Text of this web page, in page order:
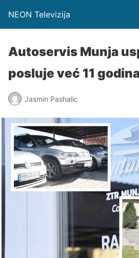
NEON Televizija
Autoservis Munja
posluje već 11
Jasmin Pashalic